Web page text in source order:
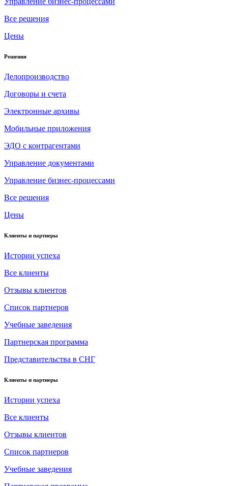
Все решения
Цены
Решения
Делопроизводство
Договоры и счета
Электронные архивы
Мобильные приложения
ЭДО с контрагентами
Управление документами
Управление бизнес-процессами
Все решения
Цены
Клиенты и партнеры
Истории успеха
Все клиенты
Отзывы клиентов
Список партнеров
Учебные заведения
Партнерская программа
Представительства в СНГ
Клиенты и партнеры
Истории успеха
Все клиенты
Отзывы клиентов
Список партнеров
Учебные заведения